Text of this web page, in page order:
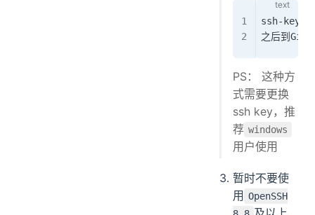
ssh-
之后到
PS： 这种方
式需要更换
ssh key，推
荐 windows
用户使用
暂时不要使
用 OpenSSH